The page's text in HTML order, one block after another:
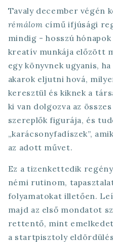
Tavaly december végén
rémálom című ifjúsági
mindig - hosszú
kreatív munkája előzött
egy könyvnek ugyanis,
akarok eljutni hová,
keresztül és kiknek a
ki van dolgozva az
szereplők figurája, és
„karácsonyfadíszek”,
az adott művet.
Ez a tizenkettedik
némi rutinom,
folyamatokat illetően.
majd az első mondatot
rettentő, mint
a startpisztoly